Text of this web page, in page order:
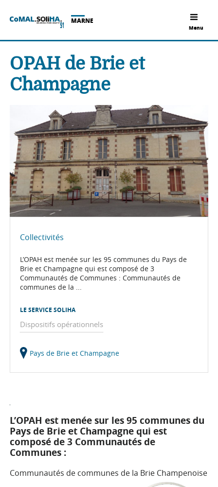
Menu
MARNE
OPAH de Brie et
Champagne
Collectivités
L’OPAH est menée sur les 95 communes du Pays de
Brie et Champagne qui est composé de 3
Communautés de Communes : Communautés de
communes de la ...
LE SERVICE SOLIHA
Dispositifs opérationnels
Pays de Brie et Champagne
L’OPAH est menée sur les 95 communes du
Pays de Brie et Champagnequi est
composé de 3 Communautésde
Communes :
Communautés de communes de la Brie Champenoise